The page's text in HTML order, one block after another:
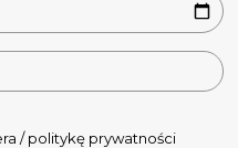
/ politykę prywatności